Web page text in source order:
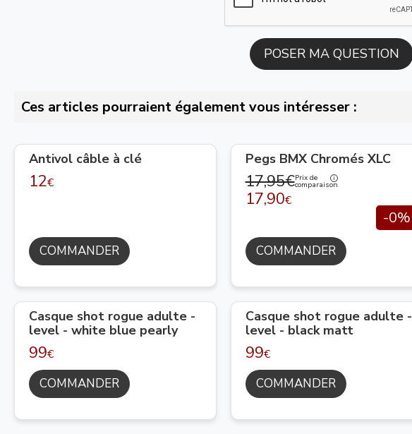
Ces articles pourraient également vous intéresser :
Antivol câble à clé
12€
COMMANDER
Pegs BMX Chromés XLC
17,95€Prix de
comparaison
17,90€
-0%
COMMANDER
Casque shot rogue adulte -
level - white blue pearly
99€
COMMANDER
Casque shot rogue adulte -
level - black matt
99€
COMMANDER